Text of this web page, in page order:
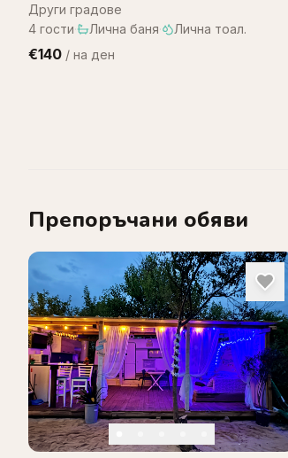
Други градове
4 гости· Лична баня· Лична тоал.
€140 / на ден
Препоръчани обяви